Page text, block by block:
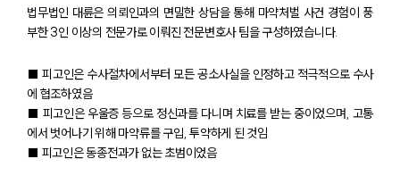
법무법인 대륜은 의뢰인과의 면밀한 상담을 통해 마약처벌 사건 경험이 풍
부한 3인 이상의 전문가로 이뤄진 전문변호사 팀을 구성하였습니다.
■ 피고인은 수사절차에서부터 모든 공소사실을 인정하고 적극적으로 수사
에 협조하였음
■ 피고인은 우울증 등으로 정신과를 다니며 치료를 받는 중이었으며, 고통
에서 벗어나기 위해 마약류를 구입, 투약하게 된 것임
■ 피고인은 동종전과가 없는 초범이었음